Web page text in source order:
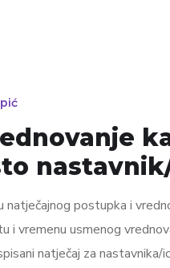
postupka i
i vremenu usmenog
natječaj za